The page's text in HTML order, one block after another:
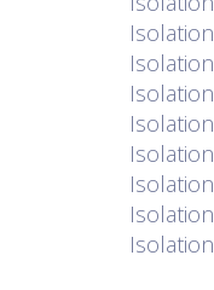
Isolation
Isolation
Isolation
Isolation
Isolation
Isolation
Isolation
Isolation